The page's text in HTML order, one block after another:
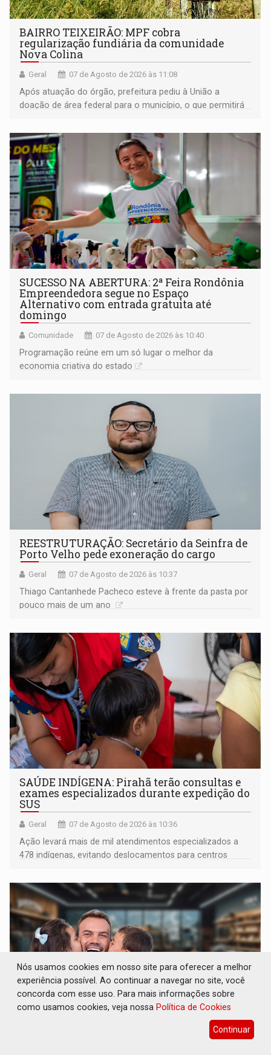
BAIRRO TEIXEIRÃO: MPF cobra
regularização fundiária da comunidade
Nova Colina
Geral 07 de Agosto de 2026 às 11:08
Após atuação do órgão, prefeitura pediu à União a
doação de área federal para o município, o que permitirá
SUCESSO NA ABERTURA: 2ª Feira Rondônia
Empreendedora segue no Espaço
Alternativo com entrada gratuita até
domingo
Comunidade 07 de Agosto de 2026 às 10:40
Programação reúne em um só lugar o melhor da
economia criativa do estado
REESTRUTURAÇÃO: Secretário da Seinfra de
Porto Velho pede exoneração do cargo
Geral 07 de Agosto de 2026 às 10:37
Thiago Cantanhede Pacheco esteve à frente da pasta por
pouco mais de um ano
SAÚDE INDÍGENA: Pirahã terão consultas e
exames especializados durante expedição do
SUS
Geral 07 de Agosto de 2026 às 10:36
Ação levará mais de mil atendimentos especializados a
478 indígenas, evitando deslocamentos para centros
ECONOMIA: Dia dos pais deve movimentar
R$ 8,5 bilhões e RO projeta alta de 8,8%
Nós usamos cookies em nosso site para oferecer a melhor
experiência possível. Ao continuar a navegar no site, você
concorda com esse uso. Para mais informações sobre
como usamos cookies, veja nossa Política de Cookies
Continuar